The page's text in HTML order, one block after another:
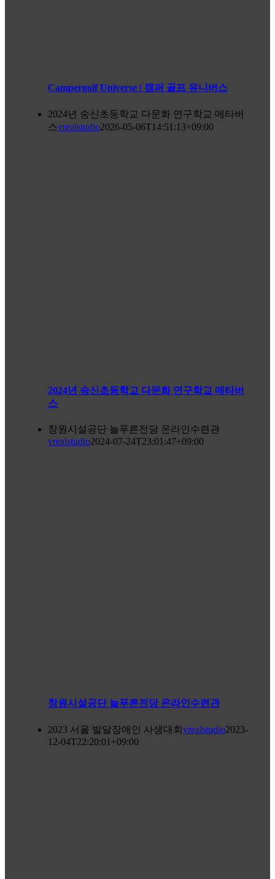
Campergolf Universe | 캠퍼 골프 유니버스
2024년 송신초등학교 다문화 연구학교 메타버
스vrealstudio2026-05-06T14:51:13+09:00
2024년 송신초등학교 다문화 연구학교 메타버
스
창원시설공단 늘푸른전당 온라인수련관
vrealstudio2024-07-24T23:01:47+09:00
창원시설공단 늘푸른전당 온라인수련관
2023 서울 발달장애인 사생대회 vrealstudio2023-
12-04T22:20:01+09:00